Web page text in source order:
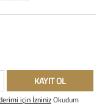
KAYIT OL
için İzninizOkudum